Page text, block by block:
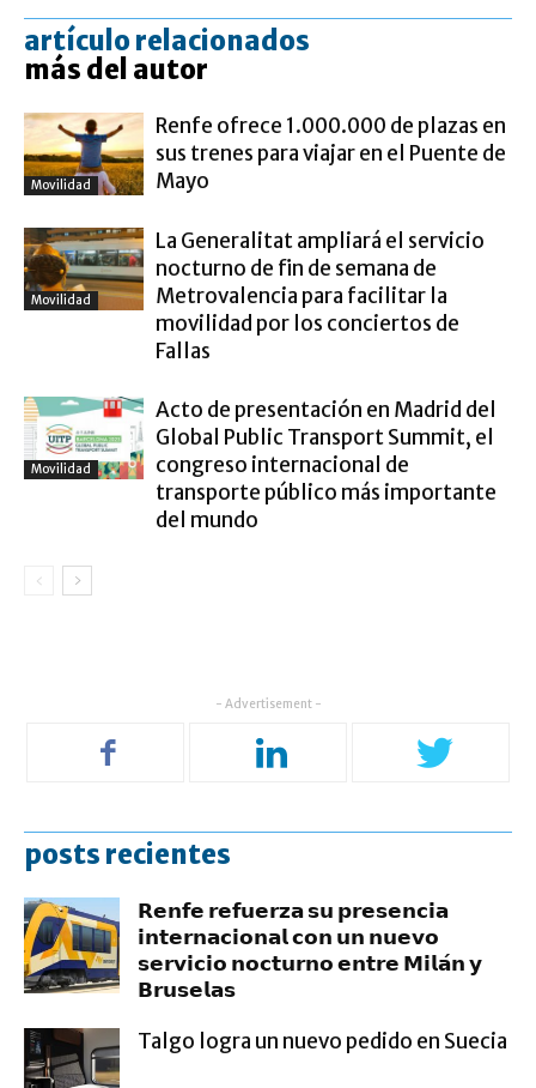
artículo relacionados
más del autor
Movilidad
Renfe ofrece 1.000.000 de plazas en
sus trenes para viajar en el Puente de
Mayo
Movilidad
La Generalitat ampliará el servicio
nocturno de fin de semana de
Metrovalencia para facilitar la
movilidad por los conciertos de
Fallas
Movilidad
Acto de presentación en Madrid del
Global Public Transport Summit, el
congreso internacional de
transporte público más importante
del mundo
- Advertisement -
posts recientes
𝗥𝗲𝗻𝗳𝗲 𝗿𝗲𝗳𝘂𝗲𝗿𝘇𝗮 𝘀𝘂 𝗽𝗿𝗲𝘀𝗲𝗻𝗰𝗶𝗮
𝗶𝗻𝘁𝗲𝗿𝗻𝗮𝗰𝗶𝗼𝗻𝗮𝗹 𝗰𝗼𝗻 𝘂𝗻 𝗻𝘂𝗲𝘃𝗼
𝘀𝗲𝗿𝘃𝗶𝗰𝗶𝗼 𝗻𝗼𝗰𝘁𝘂𝗿𝗻𝗼 𝗲𝗻𝘁𝗿𝗲 𝗠𝗶𝗹𝗮́𝗻 𝘆
𝗕𝗿𝘂𝘀𝗲𝗹𝗮𝘀
Talgo logra un nuevo pedido en Suecia